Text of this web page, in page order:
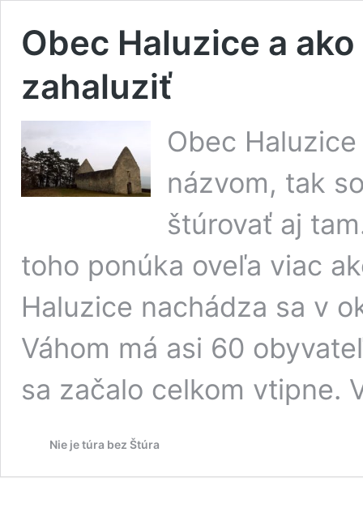
Obec Haluzice a
zahaluziť
Obec
názvom, tak
štúrovať aj
toho ponúka oveľa viac
Haluzice nachádza sa v
Váhom má asi 60
sa začalo celkom vtipne.
Nie je túra bez Štúra